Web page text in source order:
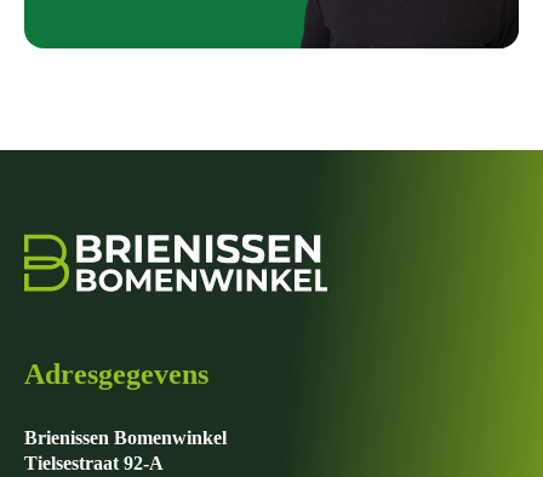
Adresgegevens
Brienissen Bomenwinkel
Tielsestraat 92-A